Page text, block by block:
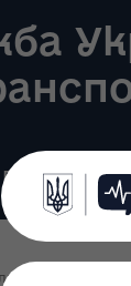
Реєстри
перевезення